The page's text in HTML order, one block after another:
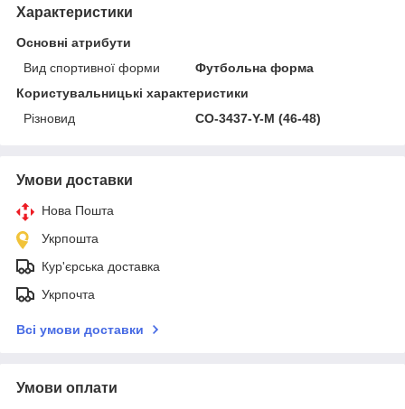
Характеристики
Основні атрибути
Вид спортивної форми
Футбольна форма
Користувальницькі характеристики
Різновид
CO-3437-Y-M (46-48)
Умови доставки
Нова Пошта
Укрпошта
Кур'єрська доставка
Укрпочта
Всі умови доставки
Умови оплати